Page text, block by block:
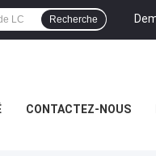
Recherche
CONTACTEZ-NOUS